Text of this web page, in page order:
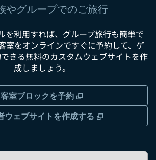
やグループでのご旅行
を利用すれば、グループ旅行も簡単で
室をオンラインですぐに予約して、ゲ
きる無料のカスタムウェブサイトを作
成しましょう。
客室ブロックを予約 ,
ウェブサイトを作成する
,